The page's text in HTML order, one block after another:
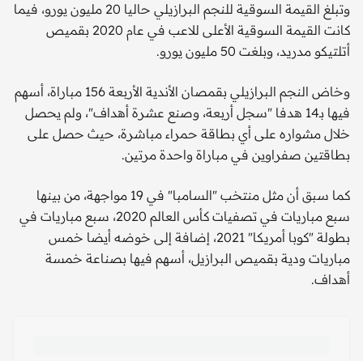
وتبلغ القيمة السوقية للنجم البرازيلي حاليا 20 مليون يورو، فيما
كانت القيمة السوقية الأعلى للاعب في عام 2020 بقميص
أتلتيكو مدريد، وبلغت 50 مليون يورو.
وخاض النجم البرازيلي بقمصان الأندية الأربعة 156 مباراة، أسهم
فيها بـ14 هدفا "سجل أربعة، وصنع عشرة أهداف"، ولم يحصل
خلال مشواره على أي بطاقة حمراء مباشرة، حيث حصل على
بطاقتين صفراوين في مباراة واحدة مرتين.
كما سبق أن مثل منتخب "السامبا" في 19 مواجهة، من بينها
سبع مباريات في تصفيات كأس العالم 2020، سبع مباريات في
بطولة "كوبا أمريكا" 2021، إضافة إلى خوضه أيضا خمس
مباريات ودية بقميص البرازيل، أسهم فيها بصناعة خمسة
أهداف.